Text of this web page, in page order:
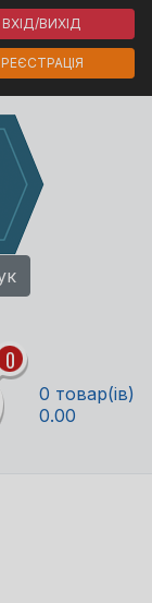
ВХІД/ВИХІД
РЕЄСТРАЦІЯ
0
0 товар(ів)
0.00